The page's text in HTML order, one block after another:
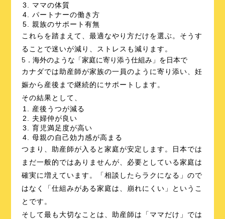
ママの体質
パートナーの働き方
親族のサポート有無
これらを踏まえて、最適なやり方だけを選ぶ。そうす
ることで迷いが減り、ストレスも減ります。
5．海外のような「家庭に寄り添う仕組み」を日本で
カナダでは助産師が家族の一員のように寄り添い、妊
娠から産後まで継続的にサポートします。
その結果として、
産後うつが減る
夫婦仲が良い
育児満足度が高い
母親の自己効力感が高まる
つまり、助産師が入ると家庭が安定します。日本では
まだ一般的ではありませんが、必要としている家庭は
確実に増えています。「相談したらラクになる」ので
はなく「仕組みがある家庭は、崩れにくい」というこ
とです。
そして最も大切なことは、助産師は「ママだけ」では